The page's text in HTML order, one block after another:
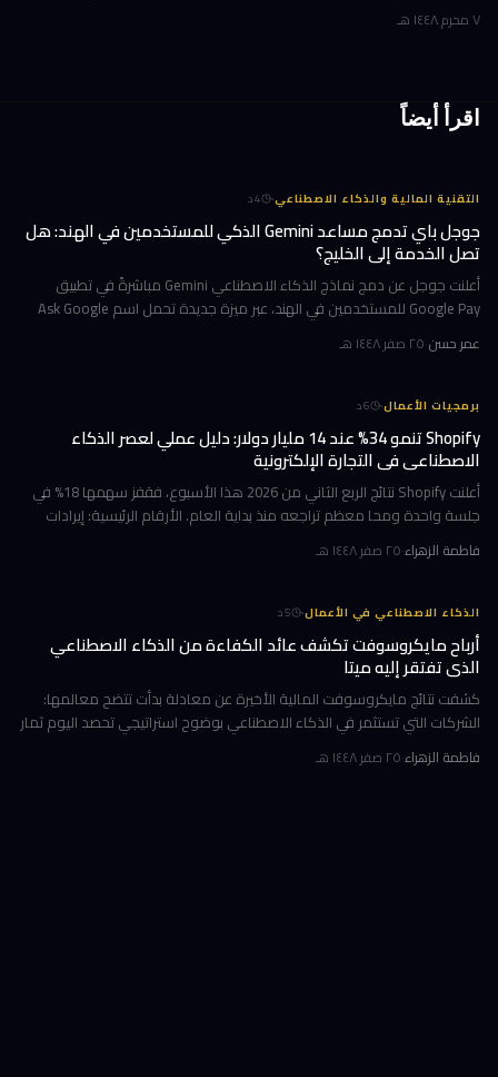
٧ محرم ١٤٤٨ هـ
اقرأ أيضاً
التقنية المالية والذكاء الاصطناعي·
4د
جوجل باي تدمج مساعد Gemini الذكي للمستخدمين في الهند: هل
تصل الخدمة إلى الخليج؟
أعلنت جوجل عن دمج نماذج الذكاء الاصطناعي Gemini مباشرةً في تطبيق
Google Pay للمستخدمين في الهند، عبر ميزة جديدة تحمل اسم Ask Google
عمر حسن·٢٥ صفر ١٤٤٨ هـ
برمجيات الأعمال·
6د
Shopify تنمو 34% عند 14 مليار دولار: دليل عملي لعصر الذكاء
الاصطناعي في التجارة الإلكترونية
أعلنت Shopify نتائج الربع الثاني من 2026 هذا الأسبوع، فقفز سهمها 18% في
جلسة واحدة ومحا معظم تراجعه منذ بداية العام. الأرقام الرئيسية: إيرادات
ربعية 3.58 مليار دولار بنمو 34%، وحجم بضائع إجمالي GMV بل
فاطمة الزهراء·٢٥ صفر ١٤٤٨ هـ
الذكاء الاصطناعي في الأعمال·
5د
أرباح مايكروسوفت تكشف عائد الكفاءة من الذكاء الاصطناعي
الذي تفتقر إليه ميتا
كشفت نتائج مايكروسوفت المالية الأخيرة عن معادلة بدأت تتضح معالمها:
الشركات التي تستثمر في الذكاء الاصطناعي بوضوح استراتيجي تحصد اليوم ثمار
الكفاءة وخفض التكاليف، بينما تتعثر أخرى في تحويل إنفاقها الضخ
فاطمة الزهراء·٢٥ صفر ١٤٤٨ هـ